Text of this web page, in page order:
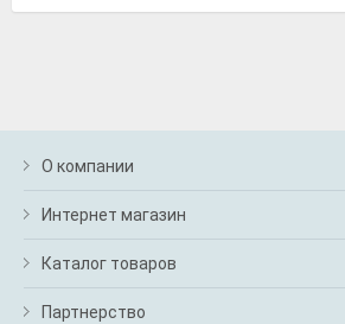
О компании
Интернет магазин
Каталог товаров
Партнерство